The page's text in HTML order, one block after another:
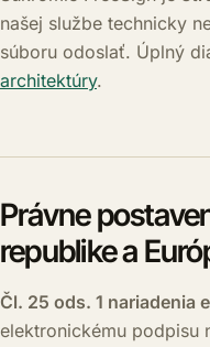
našej službe technicky
súboru odoslať. Úplný
architektúry.
Právne
republike a
Čl. 25 ods. 1 nariadenia
elektronickému podpisu